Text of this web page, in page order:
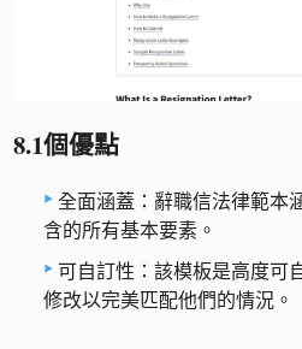
8.1個優點
全面涵蓋：辭職信法律範本
含的所有基本要素。
可自訂性：該模板是高度可
修改以完美匹配他們的情況。